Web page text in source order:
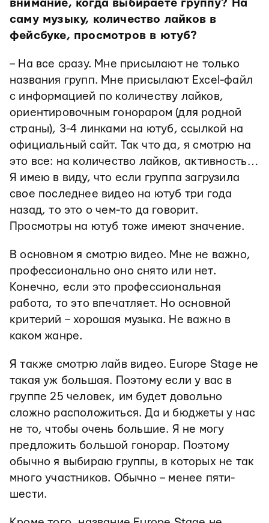
внимание, когда выбираете группу? На
саму музыку, количество лайков в
фейсбуке, просмотров в ютуб?
– На все сразу. Мне присылают не только
названия групп. Мне присылают Excel-файл
с информацией по количеству лайков,
ориентировочным гонораром (для родной
страны), 3-4 линками на ютуб, ссылкой на
официальный сайт. Так что да, я смотрю на
это все: на количество лайков, активность…
Я имею в виду, что если группа загрузила
свое последнее видео на ютуб три года
назад, то это о чем-то да говорит.
Просмотры на ютуб тоже имеют значение.
В основном я смотрю видео. Мне не важно,
профессионально оно снято или нет.
Конечно, если это профессиональная
работа, то это впечатляет. Но основной
критерий – хорошая музыка. Не важно в
каком жанре.
Я также смотрю лайв видео. Europe Stage не
такая уж большая. Поэтому если у вас в
группе 25 человек, им будет довольно
сложно расположиться. Да и бюджеты у нас
не то, чтобы очень большие. Я не могу
предложить большой гонорар. Поэтому
обычно я выбираю группы, в которых не так
много участников. Обычно – менее пяти-
шести.